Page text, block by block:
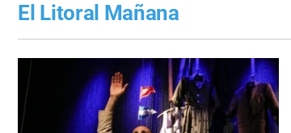
El Litoral Mañana